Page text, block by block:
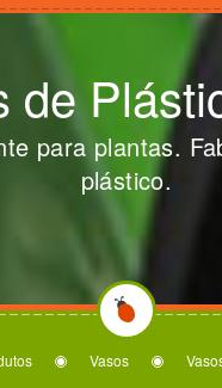
de
para plantas.
plástico.
Vasos